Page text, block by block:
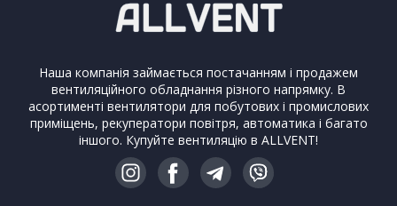
Наша компанія займається постачанням і продажем
вентиляційного обладнання різного напрямку. В
асортименті вентилятори для побутових і промислових
приміщень, рекуператори повітря, автоматика і багато
іншого. Купуйте вентиляцію в ALLVENT!